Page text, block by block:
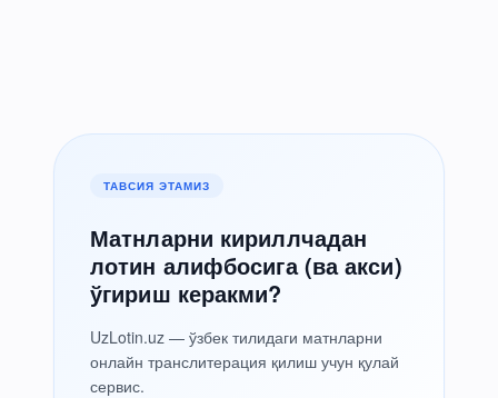
ТАВСИЯ ЭТАМИЗ
Матнларни кириллчадан
лотин алифбосига (ва акси)
ўгириш керакми?
UzLotin.uz — ўзбек тилидаги матнларни
онлайн транслитерация қилиш учун қулай
сервис.